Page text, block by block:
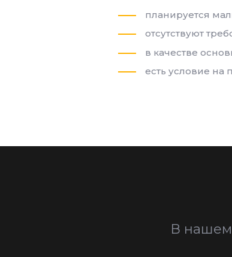
планируется
отсутствуют
в качестве
есть условие на
В нашем